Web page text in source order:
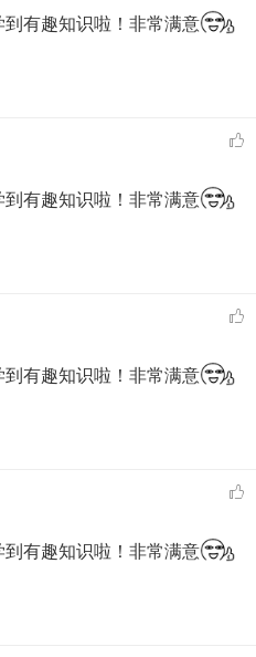
有趣知识啦！非常满意
有趣知识啦！非常满意
有趣知识啦！非常满意
有趣知识啦！非常满意